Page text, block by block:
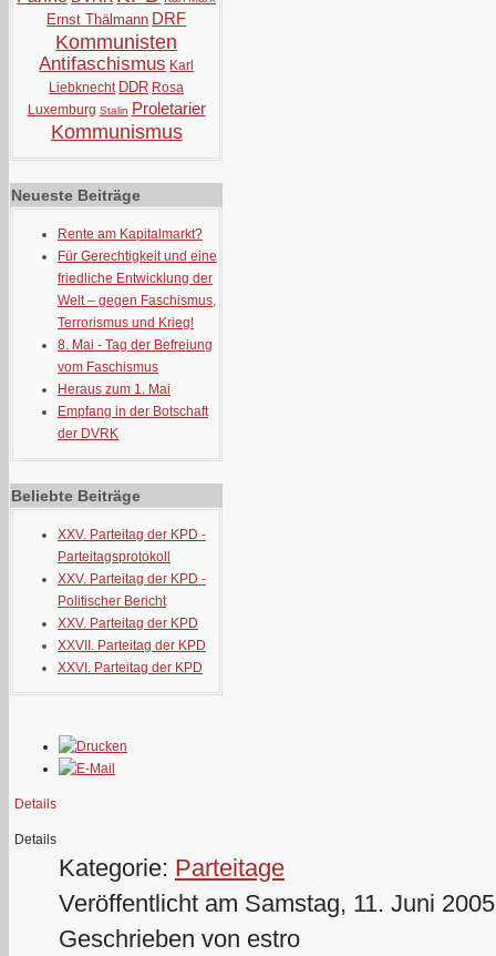
Ernst Thälmann DRF
Kommunisten
Antifaschismus Karl
Liebknecht DDR Rosa
Luxemburg Stalin Proletarier
Kommunismus
Neueste Beiträge
Rente am Kapitalmarkt?
Für Gerechtigkeit und eine
friedliche Entwicklung der
Welt – gegen Faschismus,
Terrorismus und Krieg!
8. Mai - Tag der Befreiung
vom Faschismus
Heraus zum 1. Mai
Empfang in der Botschaft
der DVRK
Beliebte Beiträge
XXV. Parteitag der KPD -
Parteitagsprotokoll
XXV. Parteitag der KPD -
Politischer Bericht
XXV. Parteitag der KPD
XXVII. Parteitag der KPD
XXVI. Parteitag der KPD
Details
Details
Kategorie: Parteitage
Veröffentlicht am Samstag, 11. Juni
Geschrieben von estro